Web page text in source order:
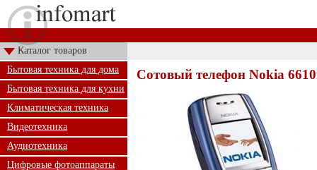
Каталог товаров
Бытовая техника для дома
Бытовая техника для кухни
Климатическая техника
Видеотехника
Аудиотехника
Цифровые фотоаппараты
Сотовый телефон Nokia